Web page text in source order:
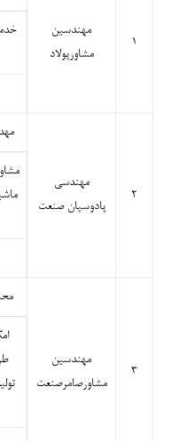
۱
مهندسین
مشاورپولاد
۲
مهندسی
پادوسپان صنعت
۳
مهندسین
مشاورصامرصنعت